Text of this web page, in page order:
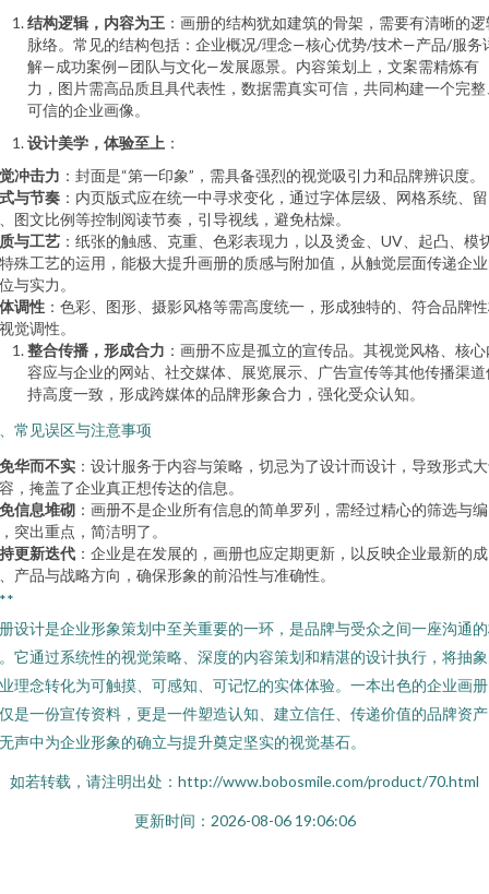
结构逻辑，内容为王 ：画册的结构犹如建筑的骨架，需要有清晰的
脉络。常见的结构包括：企业概况/理念—核心优势/技术—产品/服务
解—成功案例—团队与文化—发展愿景。内容策划上，文案需精炼有
力，图片需高品质且具代表性，数据需真实可信，共同构建一个完整
可信的企业画像。
设计美学，体验至上 ：
冲击力 ：封面是“第一印象”，需具备强烈的视觉吸引力和品牌辨识度。
与节奏 ：内页版式应在统一中寻求变化，通过字体层级、网格系统、留
图文比例等控制阅读节奏，引导视线，避免枯燥。
与工艺 ：纸张的触感、克重、色彩表现力，以及烫金、UV、起凸、模
殊工艺的运用，能极大提升画册的质感与附加值，从触觉层面传递企
与实力。
调性 ：色彩、图形、摄影风格等需高度统一，形成独特的、符合品牌
觉调性。
整合传播，形成合力 ：画册不应是孤立的宣传品。其视觉风格、核
容应与企业的网站、社交媒体、展览展示、广告宣传等其他传播渠道
持高度一致，形成跨媒体的品牌形象合力，强化受众认知。
常见误区与注意事项
华而不实 ：设计服务于内容与策略，切忌为了设计而设计，导致形式
，掩盖了企业真正想传达的信息。
信息堆砌 ：画册不是企业所有信息的简单罗列，需经过精心的筛选与编
突出重点，简洁明了。
更新迭代 ：企业是在发展的，画册也应定期更新，以反映企业最新的成
产品与战略方向，确保形象的前沿性与准确性。
设计是企业形象策划中至关重要的一环，是品牌与受众之间一座沟通
它通过系统性的视觉策略、深度的内容策划和精湛的设计执行，将抽
理念转化为可触摸、可感知、可记忆的实体体验。一本出色的企业画
是一份宣传资料，更是一件塑造认知、建立信任、传递价值的品牌资
声中为企业形象的确立与提升奠定坚实的视觉基石。
如若转载，请注明出处：http://www.bobosmile.com/product/70.html
更新时间：2026-08-06 19:06:06